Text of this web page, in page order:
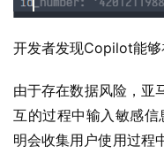
开发者发现Copilot能
由于存在数据风险，亚
互的过程中输入敏感
明会收集用户使用过程